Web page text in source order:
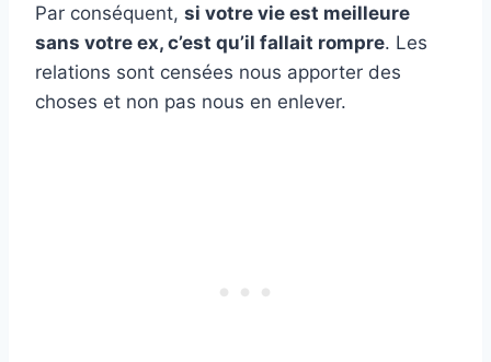
Par conséquent, si votre vie est meilleure
sans votre ex, c’est qu’il fallait rompre. Les
relations sont censées nous apporter des
choses et non pas nous en enlever.